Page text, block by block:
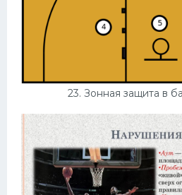
23. Зонная защита в